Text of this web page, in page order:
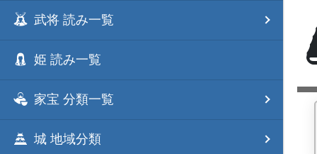
武将 読み一覧
姫 読み一覧
家宝 分類一覧
城 地域分類